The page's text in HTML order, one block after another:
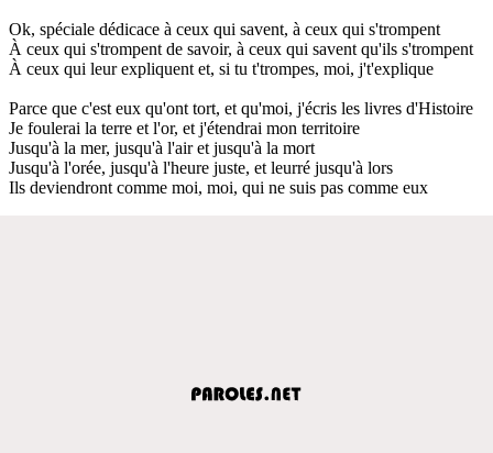
Ok, spéciale dédicace à ceux qui savent, à ceux qui s'trompent
À ceux qui s'trompent de savoir, à ceux qui savent qu'ils s'trompent
À ceux qui leur expliquent et, si tu t'trompes, moi, j't'explique
Parce que c'est eux qu'ont tort, et qu'moi, j'écris les livres d'Histoire
Je foulerai la terre et l'or, et j'étendrai mon territoire
Jusqu'à la mer, jusqu'à l'air et jusqu'à la mort
Jusqu'à l'orée, jusqu'à l'heure juste, et leurré jusqu'à lors
Ils deviendront comme moi, moi, qui ne suis pas comme eux